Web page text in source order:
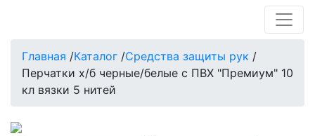
Главная /Каталог /Средства защиты рук /
Перчатки х/б черные/белые с ПВХ "Премиум" 10
кл вязки 5 нитей